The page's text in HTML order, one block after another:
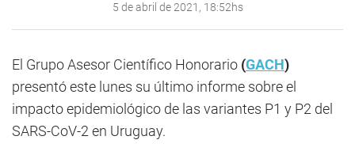
5 de abril de 2021, 18:52hs
El Grupo Asesor Científico Honorario (GACH)
presentó este lunes su último informe sobre el
impacto epidemiológico de las variantes P1 y P2 del
SARS-CoV-2 en Uruguay.